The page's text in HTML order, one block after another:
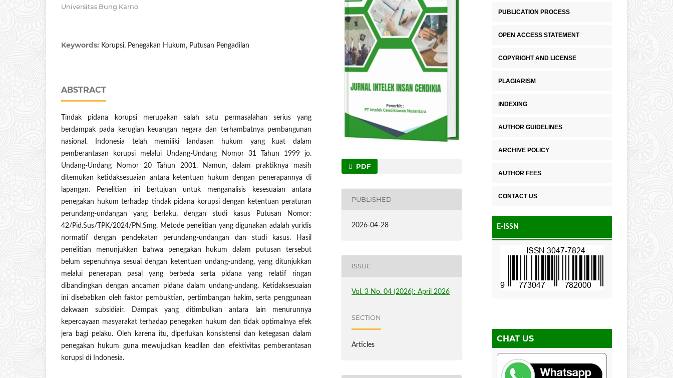
Universitas Bung Karno
Keywords: Korupsi, Penegakan Hukum, Putusan Pengadilan
ABSTRACT
Tindak pidana korupsi merupakan salah satu permasalahan serius yang
berdampak pada kerugian keuangan negara dan terhambatnya pembangunan
nasional. Indonesia telah memiliki landasan hukum yang kuat dalam
pemberantasan korupsi melalui Undang-Undang Nomor 31 Tahun 1999 jo.
Undang-Undang Nomor 20 Tahun 2001. Namun, dalam praktiknya masih
ditemukan ketidaksesuaian antara ketentuan hukum dengan penerapannya di
lapangan. Penelitian ini bertujuan untuk menganalisis kesesuaian antara
penegakan hukum terhadap tindak pidana korupsi dengan ketentuan peraturan
perundang-undangan yang berlaku, dengan studi kasus Putusan Nomor:
42/Pid.Sus/TPK/2024/PN.Smg. Metode penelitian yang digunakan adalah yuridis
normatif dengan pendekatan perundang-undangan dan studi kasus. Hasil
penelitian menunjukkan bahwa penegakan hukum dalam putusan tersebut
belum sepenuhnya sesuai dengan ketentuan undang-undang, yang ditunjukkan
melalui penerapan pasal yang berbeda serta pidana yang relatif ringan
dibandingkan dengan ancaman pidana dalam undang-undang. Ketidaksesuaian
ini disebabkan oleh faktor pembuktian, pertimbangan hakim, serta penggunaan
dakwaan subsidiair. Dampak yang ditimbulkan antara lain menurunnya
kepercayaan masyarakat terhadap penegakan hukum dan tidak optimalnya efek
jera bagi pelaku. Oleh karena itu, diperlukan konsistensi dan ketegasan dalam
penegakan hukum guna mewujudkan keadilan dan efektivitas pemberantasan
korupsi di Indonesia.
PDF
PUBLISHED
2026-04-28
ISSUE
Vol. 3 No. 04 (2026): April 2026
SECTION
Articles
PUBLICATION PROCESS
OPEN ACCESS STATEMENT
COPYRIGHT AND LICENSE
PLAGIARISM
INDEXING
AUTHOR GUIDELINES
ARCHIVE POLICY
AUTHOR FEES
CONTACT US
E-ISSN
CHAT US